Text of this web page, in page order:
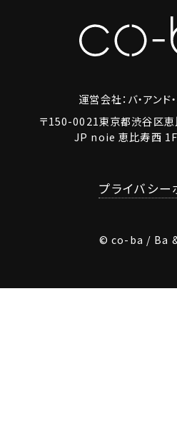
運営会社：バ・アン
〒150-0021東京都渋谷区
JP noie 恵比寿西
プライバシー
© co-ba / Ba